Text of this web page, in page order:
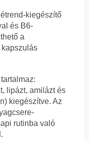
étrend-kiegészítő
és B6-
a
tartalmaz:
lipázt, amilázt és
kiegészítve. Az
rutinba való